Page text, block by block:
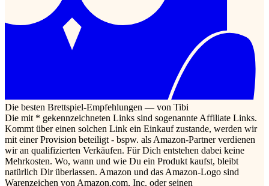
Die besten Brettspiel-Empfehlungen — von Tibi
Die mit * gekennzeichneten Links sind sogenannte Affiliate Links.
Kommt über einen solchen Link ein Einkauf zustande, werden wir
mit einer Provision beteiligt - bspw. als Amazon-Partner verdienen
wir an qualifizierten Verkäufen. Für Dich entstehen dabei keine
Mehrkosten. Wo, wann und wie Du ein Produkt kaufst, bleibt
natürlich Dir überlassen. Amazon und das Amazon-Logo sind
Warenzeichen von Amazon.com, Inc. oder seinen